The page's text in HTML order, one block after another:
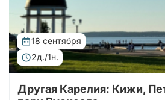
18 сентября
2д./1н.
Другая Карелия: Кижи,